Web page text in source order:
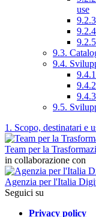
use
9.3.
9.4.
9.5.
1. Scopo, destinatari e
Team per la
in collaborazione con
Agenzia per l'Italia
Seguici su
Privacy policy